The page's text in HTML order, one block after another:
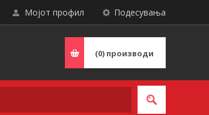
Подесувања
Мојот профил
(0) производи